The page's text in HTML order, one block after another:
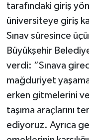
tarafındaki giriş
üniversiteye giriş
Sınav süresince
Büyükşehir
verdi: “Sınava
mağduriyet
erken gitmelerini
taşıma araçlarını
ediyoruz. Ayrıca